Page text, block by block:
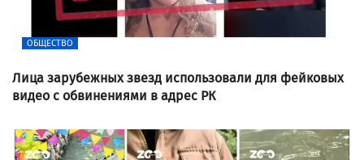
ОБЩЕСТВО
Лица зарубежных звезд использовали для фейковых
видео с обвинениями в адрес РК